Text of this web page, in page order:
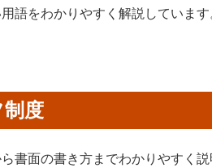
語をわかりやすく解説しています
度
書面の書き方までわかりやすく説